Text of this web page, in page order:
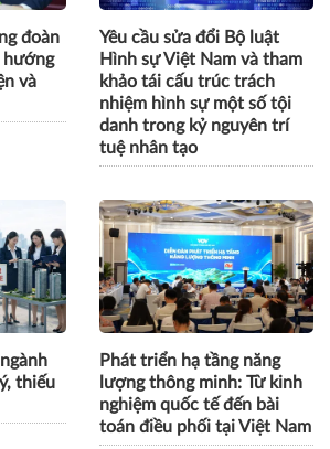
đoàn
hướng
và
Yêu cầu sửa đổi Bộ luật
Hình sự Việt Nam và tham
khảo tái cấu trúc trách
nhiệm hình sự một số tội
danh trong kỷ nguyên trí
tuệ nhân tạo
thiếu
Phát triển hạ tầng năng
lượng thông minh: Từ kinh
nghiệm quốc tế đến bài
toán điều phối tại Việt Nam